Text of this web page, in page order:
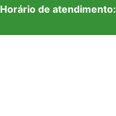
Horário de atendimento: